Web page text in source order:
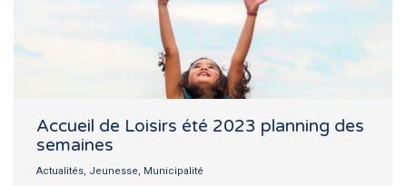
Accueil de Loisirs été 2023 planning des
semaines
Actualités, Jeunesse, Municipalité